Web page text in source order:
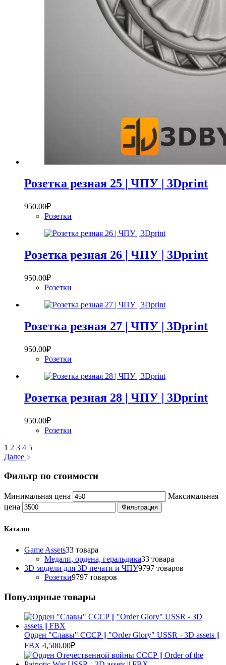
Розетка резная 25 | ЧПУ | 3Dprint
950.00₽
Розетки
Розетка резная 26 | ЧПУ | 3Dprint
950.00₽
Розетки
Розетка резная 27 | ЧПУ | 3Dprint
950.00₽
Розетки
Розетка резная 28 | ЧПУ | 3Dprint
950.00₽
Розетки
1 2 3 4 5
Далее
Фильтр по стоимости
Минимальная цена
Максимальная
цена
Фильтрация
Каталог
Game Assets33 товара
Медали, ордена, геральдика33 товара
3D модели для 3D печати и ЧПУ9797 товаров
Розетки9797 товаров
Популярные товары
Орден "Славы" СССР || "Order Glory" USSR - 3D assets ||
FBX 4,500.00₽